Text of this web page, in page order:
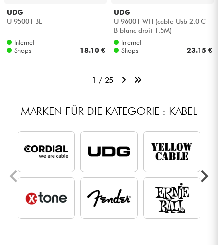
UDG
U 95001 BL
Internet
Shops
18.10 €
UDG
U 96001 WH (cable Usb 2.0 C-
B blanc droit 1.5M)
Internet
Shops
23.15 €
1 / 25
MARKEN FÜR DIE KATEGORIE : KABEL